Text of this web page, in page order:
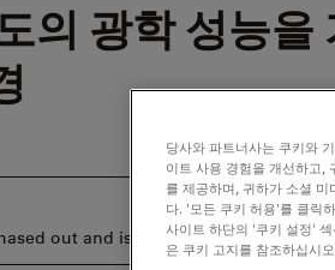
의 광학 성능을
out and is no longer available.
당사와 파트너사는 쿠키와
이트 사용 경험을 개선하고,
를 제공하며, 귀하가 소셜
다. '모든 쿠키 허용'를 클릭
사이트 하단의 '쿠키 설정'
은 쿠키 고지를 참조하십시